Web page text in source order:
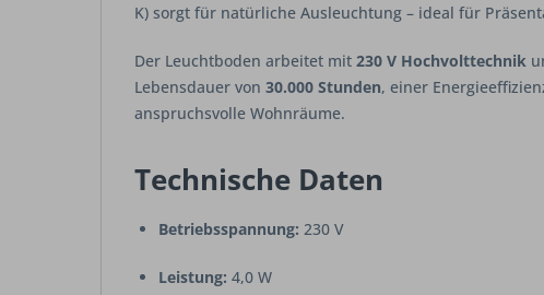
K) sorgt für natürliche Ausleuchtung – ideal für
Der Leuchtboden arbeitet mit 230 V Hochvolttechnik
Lebensdauer von 30.000 Stunden, einer
anspruchsvolle Wohnräume.
Technische Daten
Betriebsspannung: 230 V
Leistung: 4,0 W